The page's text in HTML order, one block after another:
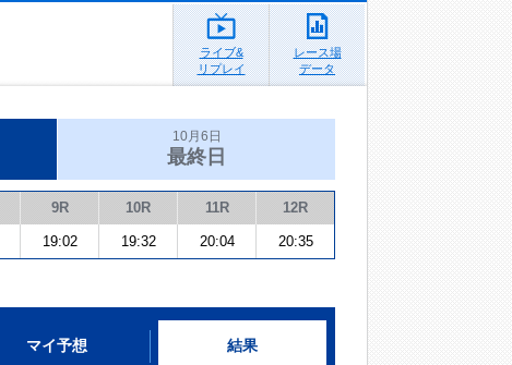
ライブ&
リプレイ
レース場
データ
10月6日
最終日
9R 10R 11R 12R
19:02 19:32 20:04 20:35
マイ予想 結果